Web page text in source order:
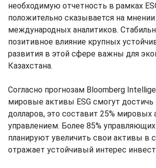
необходимую отчетность в рамках
положительно сказывается на мнении
международных аналитиков.
позитивное влияние крупных
развития в этой сфере важны для
Казахстана.
Согласно прогнозам Bloomberg
мировые активы ESG смогут достичь
долларов, это составит 25% мировых
управлением. Более 85%
планируют увеличить свои активы в
отражает устойчивый интерес